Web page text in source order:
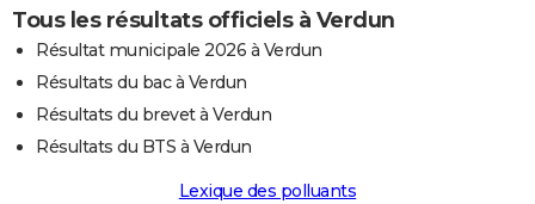
Tous les résultats officiels à Verdun
Résultat municipale 2026 à Verdun
Résultats du bac à Verdun
Résultats du brevet à Verdun
Résultats du BTS à Verdun
Lexique des polluants